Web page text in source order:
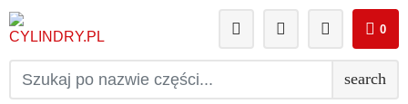
search
0